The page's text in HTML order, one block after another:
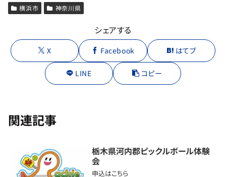
横浜市 神奈川県
シェアする
X Facebook はてブ
LINE コピー
関連記事
栃木県河内郡ピックルボール体験
会
申込はこちら